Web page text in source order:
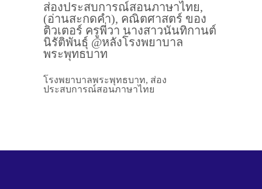
ส่องประสบการณ์สอนภาษาไทย,
(อ่านสะกดคำ), คณิตศาสตร์ ของ
ติวเตอร์ ครูพี่วา นางสาวนันทิกานต์
นิรัติพันธุ์ @หลังโรงพยาบาล
พระพุทธบาท
โรงพยาบาลพระพุทธบาท, ส่อง
ประสบการณ์สอนภาษาไทย